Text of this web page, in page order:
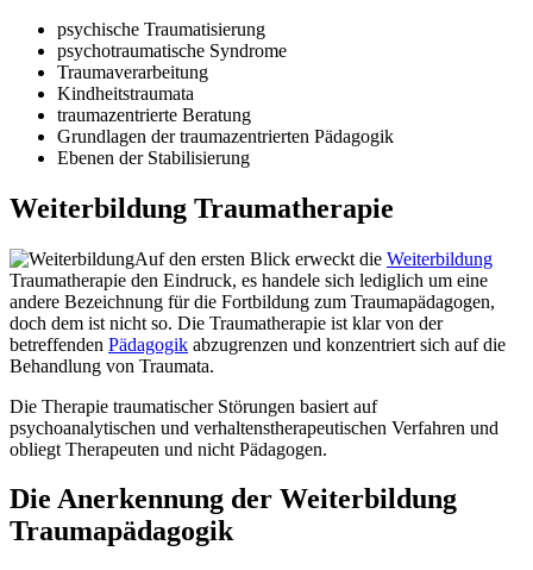
psychische Traumatisierung
psychotraumatische Syndrome
Traumaverarbeitung
Kindheitstraumata
traumazentrierte Beratung
Grundlagen der traumazentrierten Pädagogik
Ebenen der Stabilisierung
Weiterbildung Traumatherapie
Auf den ersten Blick erweckt die Weiterbildung
Traumatherapie den Eindruck, es handele sich lediglich um eine
andere Bezeichnung für die Fortbildung zum Traumapädagogen,
doch dem ist nicht so. Die Traumatherapie ist klar von der
betreffenden Pädagogik abzugrenzen und konzentriert sich auf die
Behandlung von Traumata.
Die Therapie traumatischer Störungen basiert auf
psychoanalytischen und verhaltenstherapeutischen Verfahren und
obliegt Therapeuten und nicht Pädagogen.
Die Anerkennung der Weiterbildung
Traumapädagogik